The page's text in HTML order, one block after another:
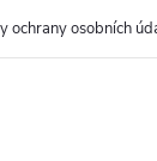
ochrany osobních